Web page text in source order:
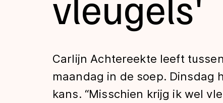
Tijden & historie
De weg op
Schaatsfans
Carlijn Achtereekte leeft
maandag in de soep. Dinsdag
kans. “Misschien krijg ik wel